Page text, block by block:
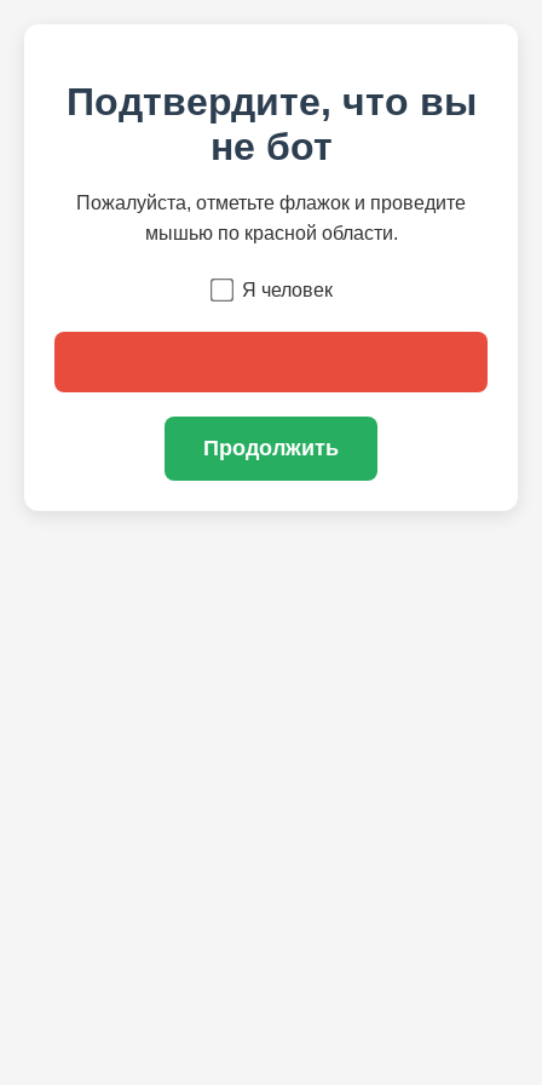
Подтвердите, что вы
не бот
Пожалуйста, отметьте флажок и проведите
мышью по красной области.
Я человек
Продолжить